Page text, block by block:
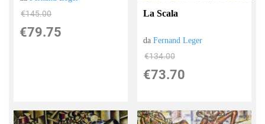
€145.00
€79.75
La Scala
daFernand Leger
€134.00
€73.70